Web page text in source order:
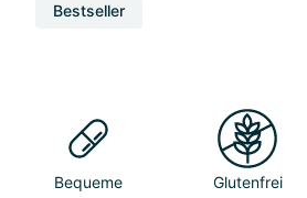
Bestseller
Bequeme
Glutenfrei